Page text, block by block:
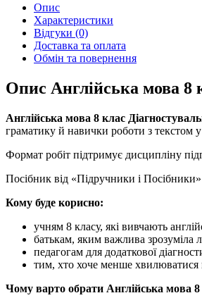
Опис
Характеристики
Відгуки (0)
Доставка та оплата
Обмін та повернення
Опис Англійська мова 8
Англійська мова 8 клас
граматику й навички роботи з текстом
Формат робіт підтримує дисципліну
Посібник від «Підручники і
Кому буде корисно:
учням 8 класу, які вивчають
батькам, яким важлива зрозуміла
педагогам для додаткової
тим, хто хоче менше хвилюватися
Чому варто обрати Англійська мова 8